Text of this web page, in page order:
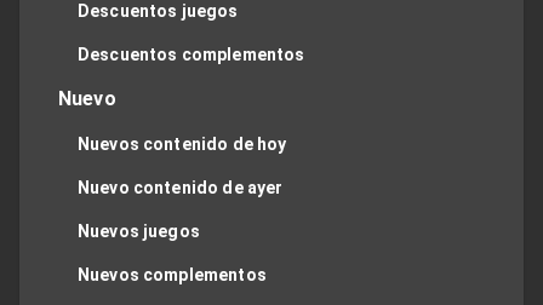
Descuentos juegos
Descuentos complementos
Nuevo
Nuevos contenido de hoy
Nuevo contenido de ayer
Nuevos juegos
Nuevos complementos